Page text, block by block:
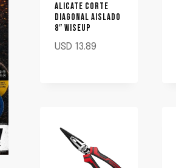
ALICATE CORTE
DIAGONAL AISLADO
8″ WISEUP
USD 13.89